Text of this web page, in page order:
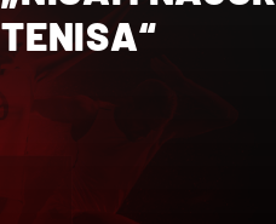
TENISA“